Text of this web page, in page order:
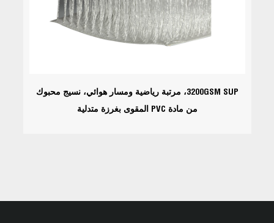
3200GSM SUP، مرتبة رياضية ومسار هوائي، نسيج محبوك
من مادة PVC المقوى بغرزة متدلية